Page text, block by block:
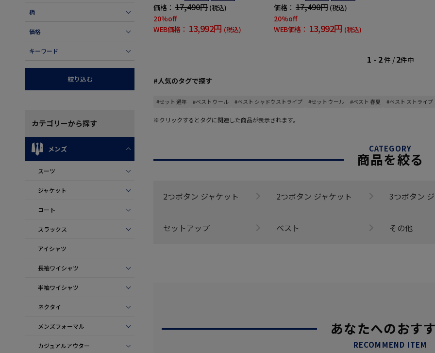
柄
価格
キーワード
絞り込む
カテゴリーから探す
メンズ
スーツ
ジャケット
コート
スラックス
アイシャツ
長袖ワイシャツ
半袖ワイシャツ
ネクタイ
メンズフォーマル
カジュアルアウター
価格： 17,490円 (税込)
20%off
WEB価格： 13,992円 (税込)
価格： 17,490円 (税込)
20%off
WEB価格： 13,992円 (税込)
1 - 2件 / 2件中
#人気のタグで探す
#セット 通年 #ベスト ウール #ベスト シャドウストライプ #セット ウール #ベスト 春夏 #ベスト ストライプ
※クリックするとタグに関連した商品が表示されます。
CATEGORY
商品を絞る
2つボタン ジャケット 2つボタン ジャケット 3つボタン
セットアップ ベスト その他
あなたへのおす
RECOMMEND ITEM